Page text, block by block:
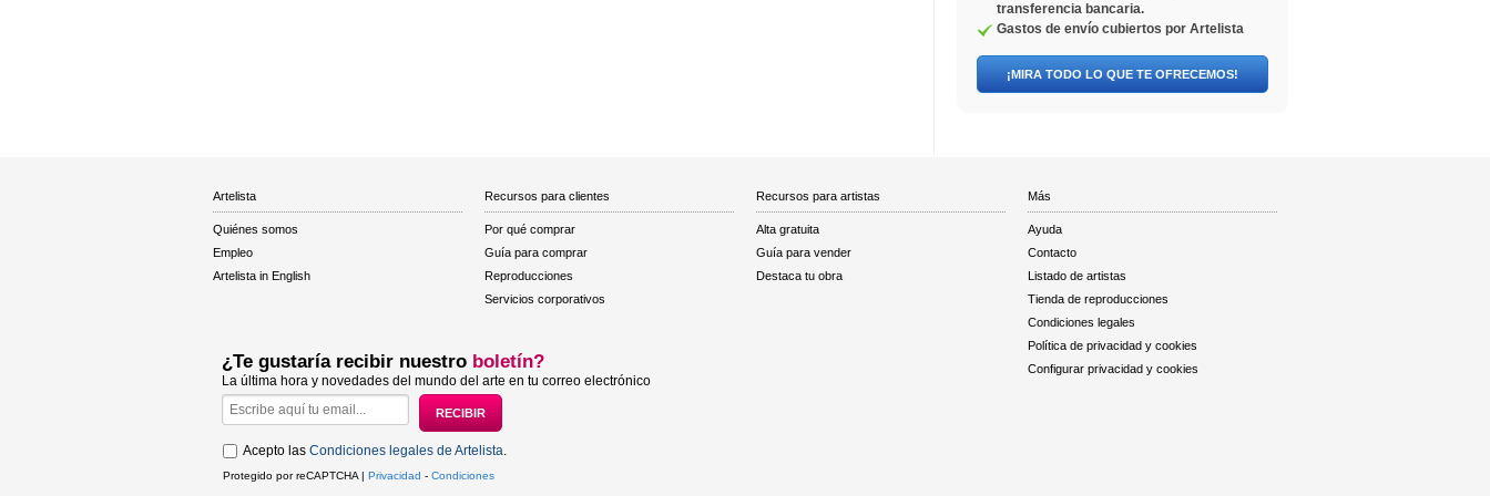
transferencia bancaria.
Gastos de envío cubiertos por Artelista
¡MIRA TODO LO QUE TE OFRECEMOS!
Artelista
Quiénes somos
Empleo
Artelista in English
Recursos para clientes
Por qué comprar
Guía para comprar
Reproducciones
Servicios corporativos
Recursos para artistas
Alta gratuita
Guía para vender
Destaca tu obra
Más
Ayuda
Contacto
Listado de artistas
Tienda de reproducciones
Condiciones legales
Política de privacidad y cookies
Configurar privacidad y cookies
¿Te gustaría recibir nuestro boletín?
La última hora y novedades del mundo del arte en tu correo electrónico
Acepto las Condiciones legales de Artelista.
Protegido por reCAPTCHA | Privacidad - Condiciones